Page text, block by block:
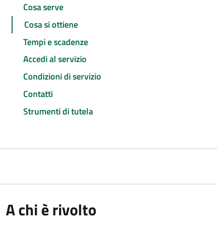
Cosa serve
Cosa si ottiene
Tempi e scadenze
Accedi al servizio
Condizioni di servizio
Contatti
Strumenti di tutela
A chi è rivolto